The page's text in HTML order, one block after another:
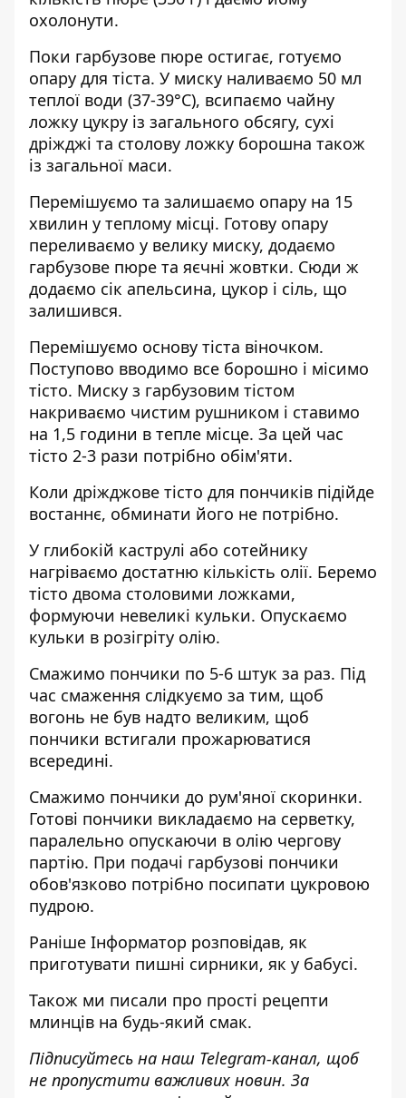
охолонути.
Поки гарбузове пюре остигає, готуємо
опару для тіста. У миску наливаємо 50 мл
теплої води (37-39°С), всипаємо чайну
ложку цукру із загального обсягу, сухі
дріжджі та столову ложку борошна також
із загальної маси.
Перемішуємо та залишаємо опару на 15
хвилин у теплому місці. Готову опару
переливаємо у велику миску, додаємо
гарбузове пюре та яєчні жовтки. Сюди ж
додаємо сік апельсина, цукор і сіль, що
залишився.
Перемішуємо основу тіста віночком.
Поступово вводимо все борошно і місимо
тісто. Миску з гарбузовим тістом
накриваємо чистим рушником і ставимо
на 1,5 години в тепле місце. За цей час
тісто 2-3 рази потрібно обім'яти.
Коли дріжджове тісто для пончиків підійде
востаннє, обминати його не потрібно.
У глибокій каструлі або сотейнику
нагріваємо достатню кількість олії. Беремо
тісто двома столовими ложками,
формуючи невеликі кульки. Опускаємо
кульки в розігріту олію.
Смажимо пончики по 5-6 штук за раз. Під
час смаження слідкуємо за тим, щоб
вогонь не був надто великим, щоб
пончики встигали прожарюватися
всередині.
Смажимо пончики до рум'яної скоринки.
Готові пончики викладаємо на серветку,
паралельно опускаючи в олію чергову
партію. При подачі гарбузові пончики
обов'язково потрібно посипати цукровою
пудрою.
Раніше Інформатор розповідав, як
приготувати пишні сирники, як у бабусі.
Також ми писали про прості рецепти
млинців на будь-який смак.
Підписуйтесь на наш Telegram-канал, щоб
не пропустити важливих новин. За